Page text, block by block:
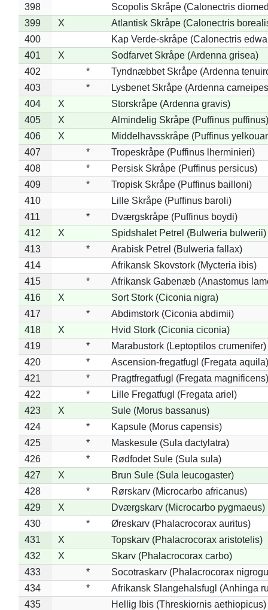
398
Scopolis Skråpe (Calonectris
399
X
Atlantisk Skråpe (Calonectris
400
Kap Verde-skråpe (Calonectris
401
X
Sodfarvet Skråpe (Ardenna grisea)
402
*
Tyndnæbbet Skråpe (Ardenna
403
*
Lysbenet Skråpe (Ardenna
404
X
Storskråpe (Ardenna gravis)
405
X
Almindelig Skråpe (Puffinus puffinus)
406
X
Middelhavsskråpe (Puffinus
407
*
Tropeskråpe (Puffinus lherminieri)
408
*
Persisk Skråpe (Puffinus persicus)
409
*
Tropisk Skråpe (Puffinus bailloni)
410
Lille Skråpe (Puffinus baroli)
411
*
Dværgskråpe (Puffinus boydi)
412
X
Spidshalet Petrel (Bulweria bulwerii)
413
*
Arabisk Petrel (Bulweria fallax)
414
Afrikansk Skovstork (Mycteria ibis)
415
*
Afrikansk Gabenæb (Anastomus
416
X
Sort Stork (Ciconia nigra)
417
*
Abdimstork (Ciconia abdimii)
418
X
Hvid Stork (Ciconia ciconia)
419
*
Marabustork (Leptoptilos crumenifer)
420
*
Ascension-fregatfugl (Fregata aquila)
421
*
Pragtfregatfugl (Fregata magnificens)
422
*
Lille Fregatfugl (Fregata ariel)
423
X
Sule (Morus bassanus)
424
*
Kapsule (Morus capensis)
425
*
Maskesule (Sula dactylatra)
426
*
Rødfodet Sule (Sula sula)
427
X
Brun Sule (Sula leucogaster)
428
*
Rørskarv (Microcarbo africanus)
429
X
Dværgskarv (Microcarbo pygmaeus)
430
*
Øreskarv (Phalacrocorax auritus)
431
X
Topskarv (Phalacrocorax aristotelis)
432
X
Skarv (Phalacrocorax carbo)
433
*
Socotraskarv (Phalacrocorax
434
*
Afrikansk Slangehalsfugl (Anhinga
435
Hellig Ibis (Threskiornis aethiopicus)